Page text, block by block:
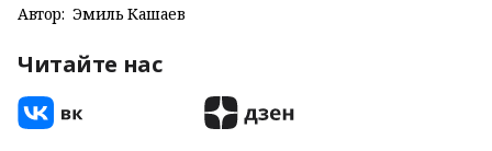
Автор: Эмиль Кашаев
Читайте нас